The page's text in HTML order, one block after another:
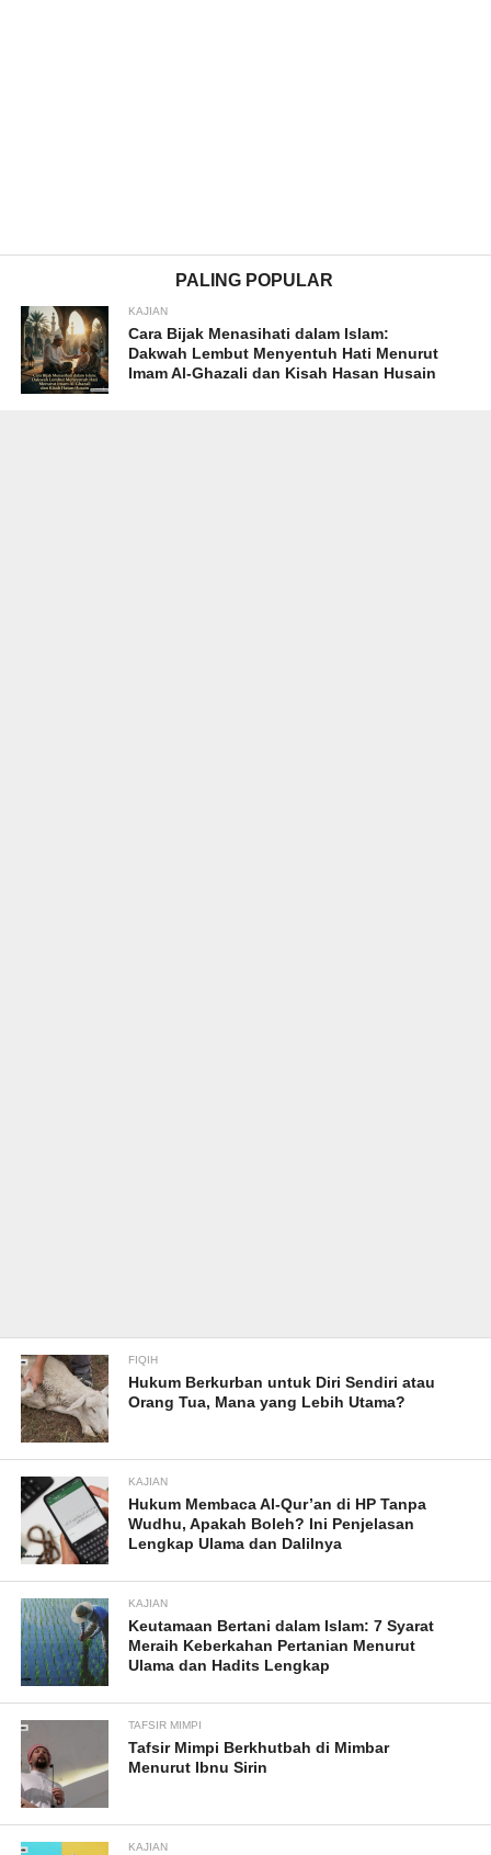
PALING POPULAR
KAJIAN
Cara Bijak Menasihati dalam Islam:
Dakwah Lembut Menyentuh Hati Menurut
Imam Al-Ghazali dan Kisah Hasan Husain
FIQIH
Hukum Berkurban untuk Diri Sendiri atau
Orang Tua, Mana yang Lebih Utama?
KAJIAN
Hukum Membaca Al-Qur’an di HP Tanpa
Wudhu, Apakah Boleh? Ini Penjelasan
Lengkap Ulama dan Dalilnya
KAJIAN
Keutamaan Bertani dalam Islam: 7 Syarat
Meraih Keberkahan Pertanian Menurut
Ulama dan Hadits Lengkap
TAFSIR MIMPI
Tafsir Mimpi Berkhutbah di Mimbar
Menurut Ibnu Sirin
KAJIAN